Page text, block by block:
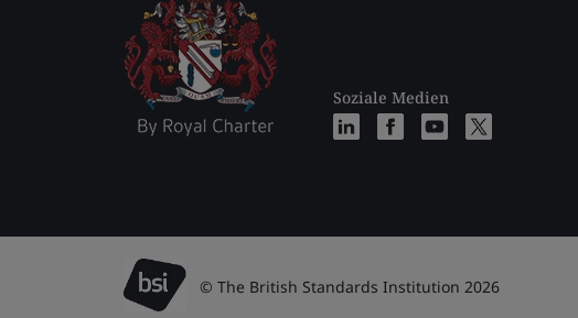
Soziale Medien
© The British Standards Institution 2026